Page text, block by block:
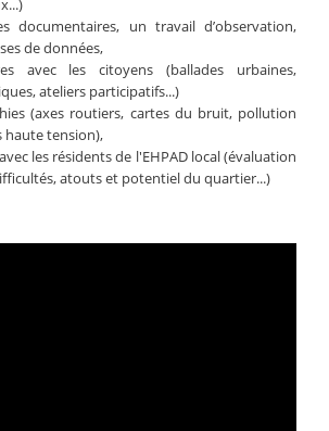
documentaires, un travail d’observation,
de données,
avec les citoyens (ballades urbaines,
ateliers participatifs...)
(axes routiers, cartes du bruit, pollution
haute tension),
les résidents de l'EHPAD local (évaluation
atouts et potentiel du quartier...)